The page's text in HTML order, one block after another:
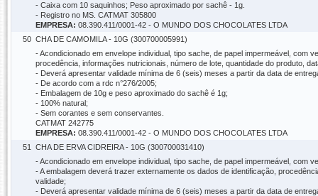
- Caixa com 10 saquinhos; Peso aproximado por sachê - 1g.
- Registro no MS. CATMAT 305800
EMPRESA: 08.390.411/0001-42 - O MUNDO DOS CHOCOLATES LTDA
50 CHA DE CAMOMILA - 10G (300700005991)
- Acondicionado em envelope individual, tipo sache, de papel impermeável, com
procedência, informações nutricionais, número de lote, quantidade do produto,
- Deverá apresentar validade mínima de 6 (seis) meses a partir da data de
- De acordo com a rdc n°276/2005;
- Embalagem de 10g e peso aproximado do sachê é 1g;
- 100% natural;
- Sem corantes e sem conservantes.
CATMAT 242775
EMPRESA: 08.390.411/0001-42 - O MUNDO DOS CHOCOLATES LTDA
51
CHA DE ERVA CIDREIRA - 10G (300700031410)
- Acondicionado em envelope individual, tipo sache, de papel impermeável, com
- A embalagem deverá trazer externamente os dados de identificação,
validade;
- Deverá apresentar validade mínima de 6 (seis) meses a partir da data de